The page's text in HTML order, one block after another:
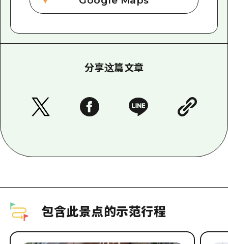
分享这篇文章
包含此景点的示范行程